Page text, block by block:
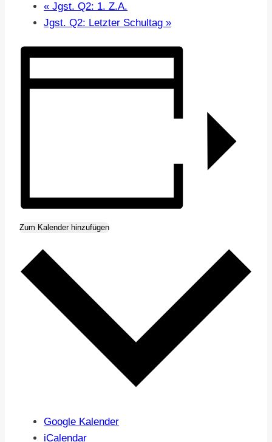
« Jgst. Q2: 1. Z.A.
Jgst. Q2: Letzter Schultag »
Zum Kalender hinzufügen
Google Kalender
iCalendar